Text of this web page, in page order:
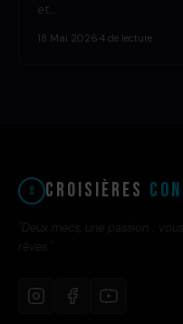
et…
18 Mai 2026 4 de lecture
Croisières
"Deux mecs, une passion :
rêves."